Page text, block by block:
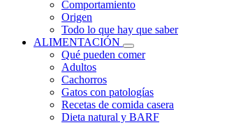
Comportamiento
Origen
Todo lo que hay que saber
ALIMENTACIÓN
Qué pueden comer
Adultos
Cachorros
Gatos con patologías
Recetas de comida casera
Dieta natural y BARF